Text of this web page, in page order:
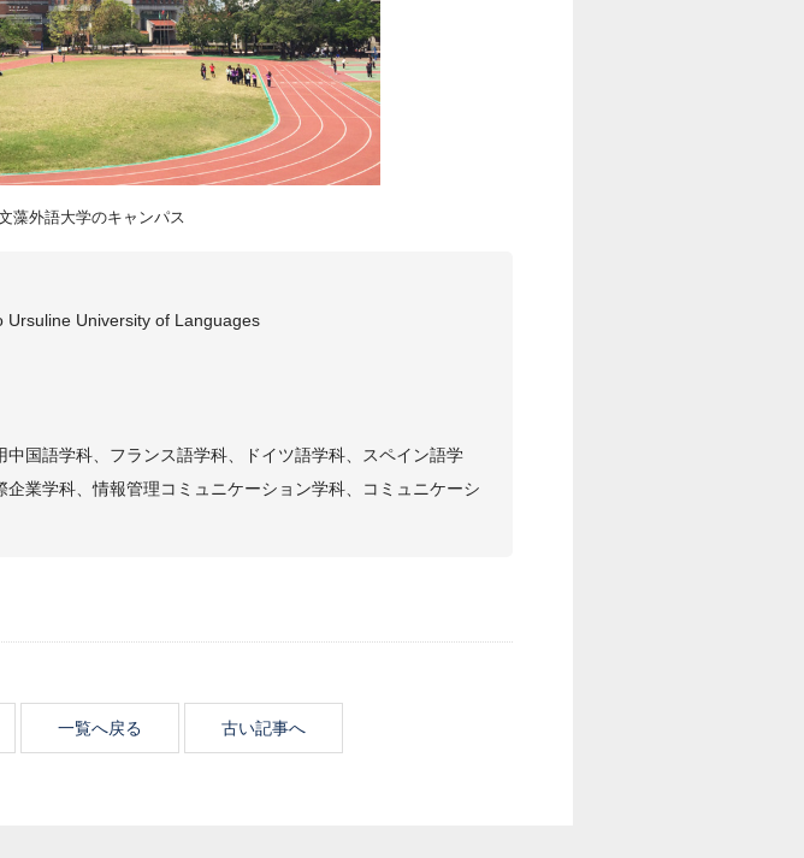
藻外語大学のキャンパス
University of Languages
中国語学科、フランス語学科、ドイツ語学科、スペイン語学
業学科、情報管理コミュニケーション学科、コミュニケーシ
一覧へ戻る 古い記事へ